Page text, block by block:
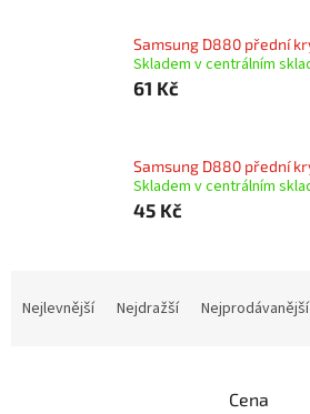
Samsung D880 přední
Skladem v centrálním
61 Kč
Samsung D880 přední
Skladem v centrálním
45 Kč
Nejlevnější Nejdražší Nejprodávanější
Cena